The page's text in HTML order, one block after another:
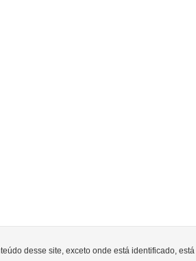
desse site, exceto onde está identificado,